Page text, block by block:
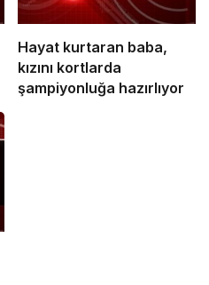
Hayat kurtaran baba,
kızını kortlarda
şampiyonluğa hazırlıyor